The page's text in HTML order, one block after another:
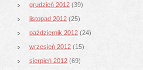
grudzień 2012 (39)
listopad 2012 (25)
październik 2012 (24)
wrzesień 2012 (15)
sierpień 2012 (69)